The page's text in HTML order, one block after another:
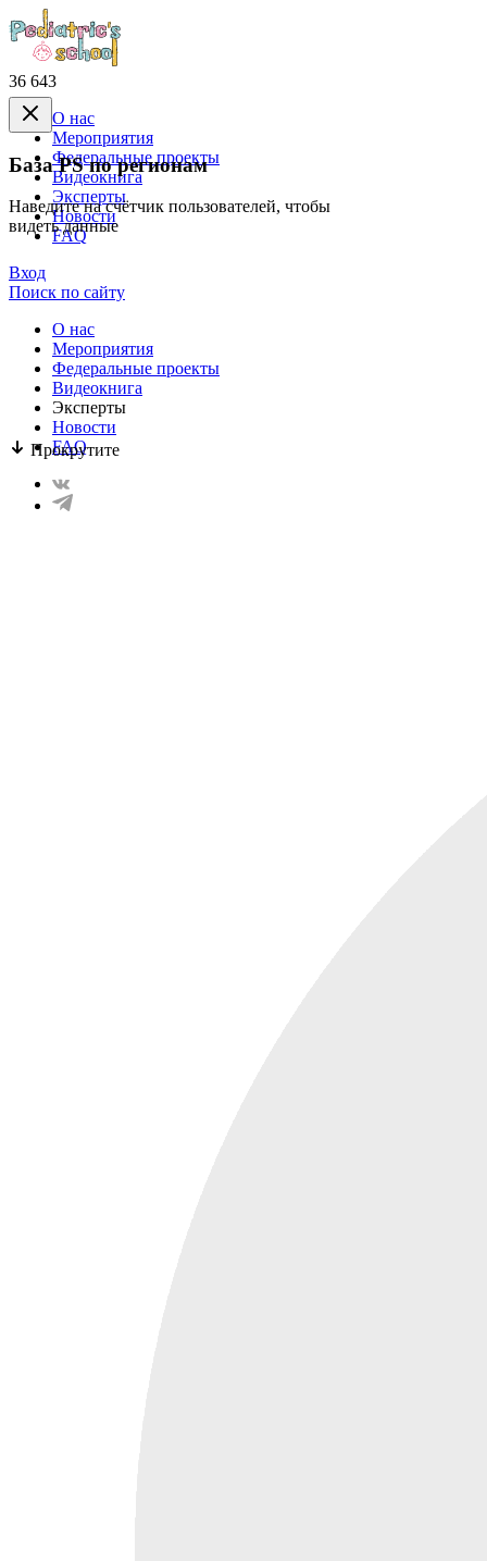
36 643
База PS по регионам
Наведите на счётчик пользователей, чтобы
видеть данные
Прокрутите
О нас
Mероприятия
Федеральные проекты
Видеокнига
Эксперты
Новости
FAQ
Вход
Поиск по сайту
О нас
Mероприятия
Федеральные проекты
Видеокнига
Эксперты
Новости
FAQ